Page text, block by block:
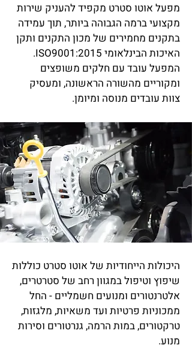
מפעל אוטו סטרט מקפיד להעניק שירות
מקצועי ברמה הגבוהה ביותר, תוך עמידה
בתקנים מחמירים של מכון התקנים ותקן
האיכות הבינלאומי ISO9001:2015.
המפעל עובד עם חלקים משופצים
ומקוריים מהשורה הראשונה, ומעסיק
צוות עובדים מנוסה ומיומן.
היכולות הייחודיות של אוטו סטרט כוללות
שיפוץ וטיפול במגוון רחב של סטרטרים,
אלטרנטורים ומנועים חשמליים - החל
ממכוניות פרטיות ועד משאיות, מלגזות,
טרקטורים, במות הרמה, גנרטורים וסירות
מנוע.